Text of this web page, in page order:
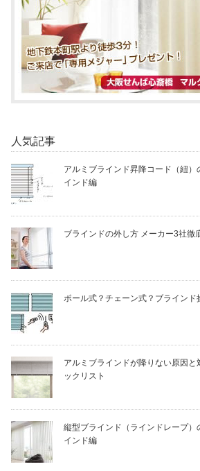
人気記事
アルミブラインド昇降コード（紐）
インド編
ブラインドの外し方 メーカー3社徹
ポール式？チェーン式？ブラインド
アルミブラインドが降りない原因
ックリスト
縦型ブラインド（ラインドレープ）
インド編